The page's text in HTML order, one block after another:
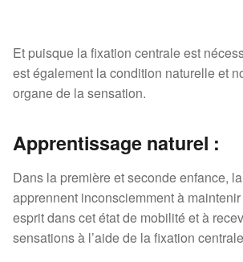
Et puisque la fixation centrale est
est également la condition naturelle et
organe de la sensation.
Apprentissage naturel :
Dans la première et seconde enfance,
apprennent inconsciemment à
esprit dans cet état de mobilité et à
sensations à l’aide de la fixation